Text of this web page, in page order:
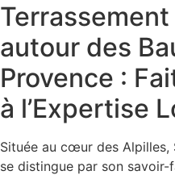
autour des
Provence :
à l’Expertise
Située au cœur des Alpilles,
se distingue par son savoir-